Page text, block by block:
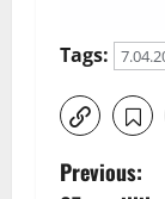
Tags:
P
Previous: